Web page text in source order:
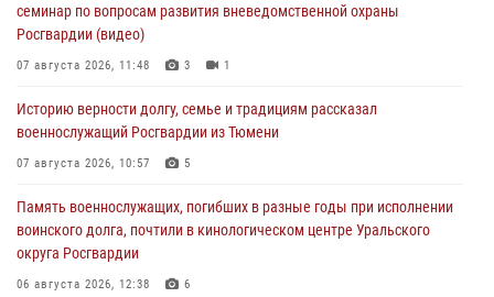
семинар по вопросам развития вневедомственной охраны
Росгвардии (видео)
07 августа 2026, 11:48 3 1
Историю верности долгу, семье и традициям рассказал
военнослужащий Росгвардии из Тюмени
07 августа 2026, 10:57 5
Память военнослужащих, погибших в разные годы при исполнении
воинского долга, почтили в кинологическом центре Уральского
округа Росгвардии
06 августа 2026, 12:38 6